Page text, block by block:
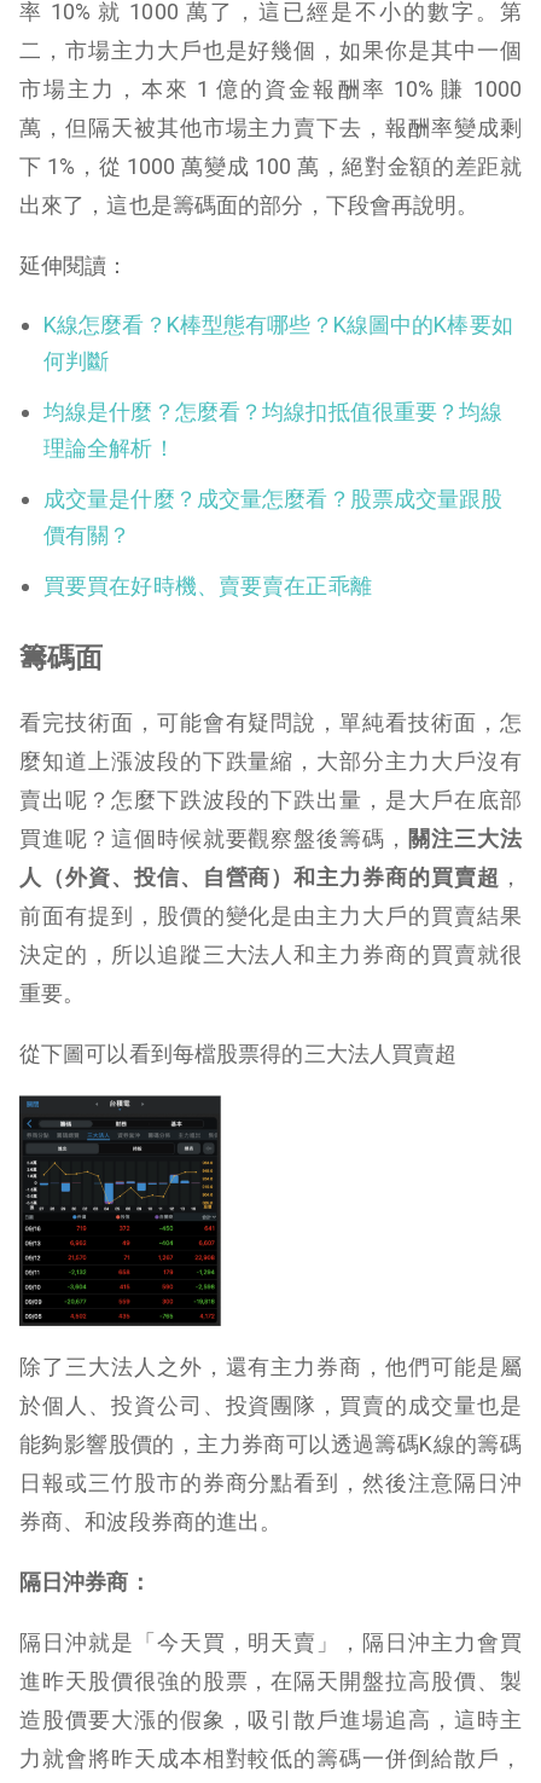
率 10% 就 1000 萬了，這已經是不小的數字。第
二，市場主力大戶也是好幾個，如果你是其中一個
市場主力，本來 1 億的資金報酬率 10% 賺 1000
萬，但隔天被其他市場主力賣下去，報酬率變成剩
下 1%，從 1000 萬變成 100 萬，絕對金額的差距就
出來了，這也是籌碼面的部分，下段會再說明。
延伸閱讀：
K線怎麼看？K棒型態有哪些？K線圖中的K棒要如
何判斷
均線是什麼？怎麼看？均線扣抵值很重要？均線
理論全解析！
成交量是什麼？成交量怎麼看？股票成交量跟股
價有關？
買要買在好時機、賣要賣在正乖離
籌碼面
看完技術面，可能會有疑問說，單純看技術面，怎
麼知道上漲波段的下跌量縮，大部分主力大戶沒有
賣出呢？怎麼下跌波段的下跌出量，是大戶在底部
買進呢？這個時候就要觀察盤後籌碼， 關注三大法
人（外資、投信、自營商）和主力券商的買賣超 ，
前面有提到，股價的變化是由主力大戶的買賣結果
決定的，所以追蹤三大法人和主力券商的買賣就很
重要。
從下圖可以看到每檔股票得的三大法人買賣超
除了三大法人之外，還有主力券商，他們可能是屬
於個人、投資公司、投資團隊，買賣的成交量也是
能夠影響股價的，主力券商可以透過籌碼K線的籌碼
日報或三竹股市的券商分點看到，然後注意隔日沖
券商、和波段券商的進出。
隔日沖券商：
隔日沖就是「今天買，明天賣」，隔日沖主力會買
進昨天股價很強的股票，在隔天開盤拉高股價、製
造股價要大漲的假象，吸引散戶進場追高，這時主
力就會將昨天成本相對較低的籌碼一併倒給散戶，